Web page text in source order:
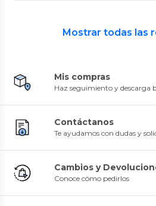
Mostrar todas las
Mis compras
Haz seguimiento y descarga
Contáctanos
Te ayudamos con dudas y
Cambios y
Conoce cómo pedirlos